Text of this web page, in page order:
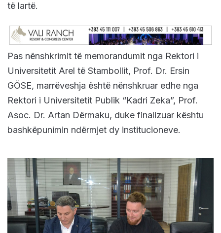
të lartë.
Pas nënshkrimit të memorandumit nga Rektori i
Universitetit Arel të Stambollit, Prof. Dr. Ersin
GÖSE, marrëveshja është nënshkruar edhe nga
Rektori i Universitetit Publik “Kadri Zeka”, Prof.
Asoc. Dr. Artan Dërmaku, duke finalizuar kështu
bashkëpunimin ndërmjet dy institucioneve.